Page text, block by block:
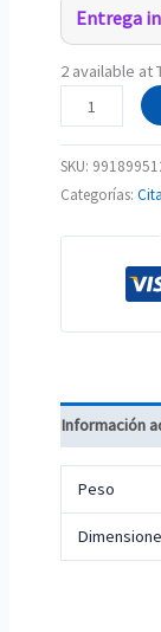
Entrega
2 available at
LAYER:
TECLIS
cantidad
SKU:
Categorías:
Información
Peso